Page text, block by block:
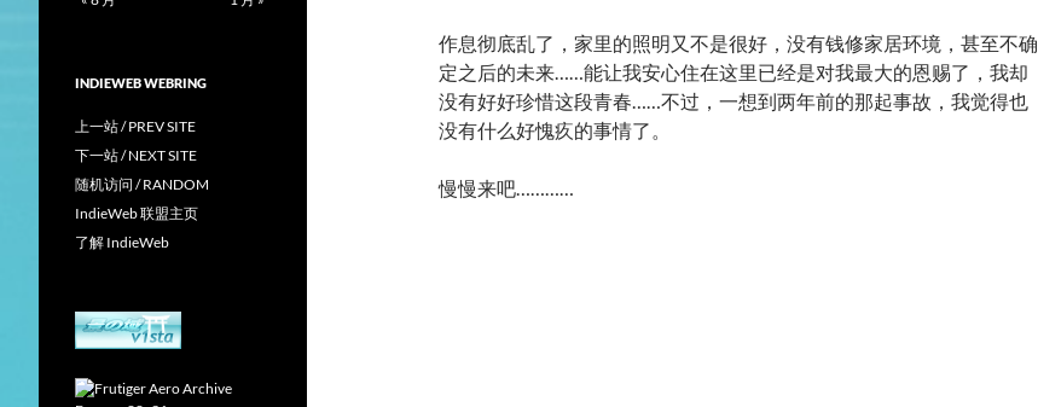
作息彻底乱了，家里的照明又不是很好，没有钱修家居环境，甚至不确
定之后的未来……能让我安心住在这里已经是对我最大的恩赐了，我却
没有好好珍惜这段青春……不过，一想到两年前的那起事故，我觉得也
没有什么好愧疚的事情了。
慢慢来吧…………
INDIEWEB WEBRING
上一站 / PREV SITE
下一站 / NEXT SITE
随机访问 / RANDOM
IndieWeb 联盟主页
了解 IndieWeb